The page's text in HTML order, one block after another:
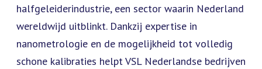
halfgeleiderindustrie, een sector waarin Nederland
wereldwijd uitblinkt. Dankzij expertise in
nanometrologie en de mogelijkheid tot volledig
schone kalibraties helpt VSL Nederlandse bedrijven